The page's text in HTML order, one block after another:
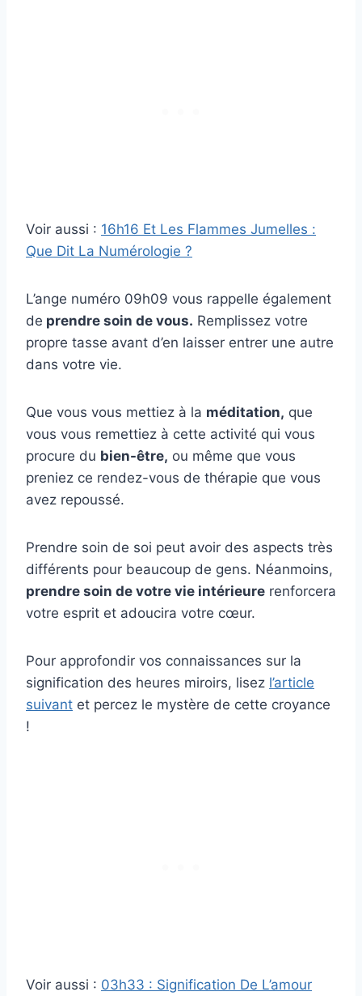
Voir aussi : 16h16 Et Les Flammes Jumelles :
Que Dit La Numérologie ?
L’ange numéro 09h09 vous rappelle également
de prendre soin de vous. Remplissez votre
propre tasse avant d’en laisser entrer une autre
dans votre vie.
Que vous vous mettiez à la méditation, que
vous vous remettiez à cette activité qui vous
procure du bien-être, ou même que vous
preniez ce rendez-vous de thérapie que vous
avez repoussé.
Prendre soin de soi peut avoir des aspects très
différents pour beaucoup de gens. Néanmoins,
prendre soin de votre vie intérieure renforcera
votre esprit et adoucira votre cœur.
Pour approfondir vos connaissances sur la
signification des heures miroirs, lisez l’article
suivant et percez le mystère de cette croyance
!
Voir aussi : 03h33 : Signification De L’amour